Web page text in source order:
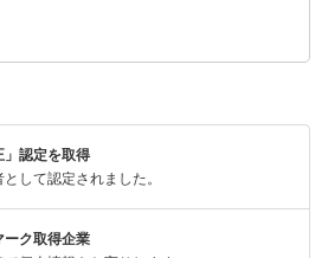
」認定を取得
して認定されました。
ーク取得企業